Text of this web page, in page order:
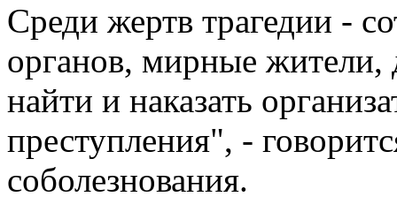
Среди жертв трагедии -
органов, мирные
найти и наказать
преступления", -
соболезнования.